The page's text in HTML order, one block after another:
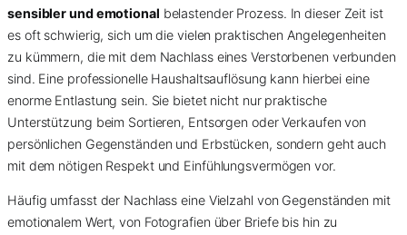
sensibler und emotional belastender Prozess. In dieser Zeit ist
es oft schwierig, sich um die vielen praktischen Angelegenheiten
zu kümmern, die mit dem Nachlass eines Verstorbenen verbunden
sind. Eine professionelle Haushaltsauflösung kann hierbei eine
enorme Entlastung sein. Sie bietet nicht nur praktische
Unterstützung beim Sortieren, Entsorgen oder Verkaufen von
persönlichen Gegenständen und Erbstücken, sondern geht auch
mit dem nötigen Respekt und Einfühlungsvermögen vor.
Häufig umfasst der Nachlass eine Vielzahl von Gegenständen mit
emotionalem Wert, von Fotografien über Briefe bis hin zu